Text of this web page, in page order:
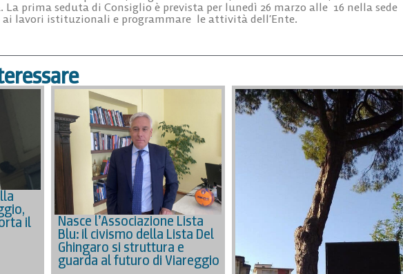
prima seduta di Consiglio è prevista per lunedì 26 marzo alle 16 nella sede
ai lavori istituzionali e programmare le attività dell’Ente.
il Nasce l’Associazione Lista
Blu: il civismo della Lista Del
Ghingaro si struttura e
guarda al futuro di Viareggio